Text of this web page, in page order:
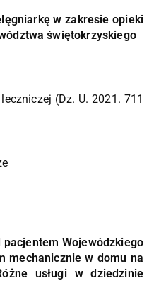
w zakresie opieki
świętokrzyskiego
(Dz. U. 2021. 711
pacjentem Wojewódzkiego
mechanicznie w domu na
usługi w dziedzinie